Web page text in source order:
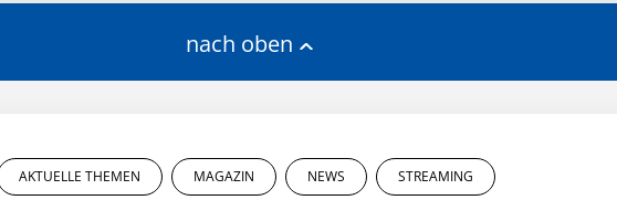
nach oben
AKTUELLE THEMEN MAGAZIN NEWS STREAMING